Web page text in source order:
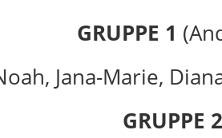
GRUPPE 1
Jana-Marie,
GRUPPE 2